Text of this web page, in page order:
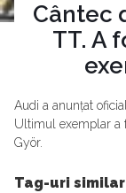
Cântec
TT. A
Audi a anunțat
Ultimul exemplar a
Györ.
Tag-uri